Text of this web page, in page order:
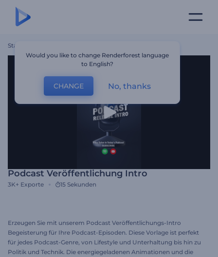
Startseite
Podcast Veröffentlichung Intro
3K+ Exporte 15 Sekunden
Erzeugen Sie mit unserem Podcast Veröffentlichungs-Intro
Begeisterung für Ihre Podcast-Episoden. Diese Vorlage ist perfekt
für jedes Podcast-Genre, von Lifestyle und Unterhaltung bis hin zu
Politik und Technik. Die energiegeladenen Animationen und die
Would you like to change Renderforest language
to English?
CHANGE No, thanks